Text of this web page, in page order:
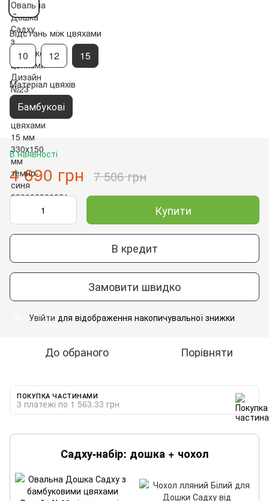
Відстань між цвяхами
10 12 15
Матеріал цвяхів
Бамбукові
В наявності
4 690 грн 7 506 грн
Купити
В кредит
Замовити швидко
Увійти для відображення накопичувальної знижки
До обраного Порівняти
ПОКУПКА ЧАСТИНАМИ
3 платежі по 1 563.33 грн
Садху-набір: дошка + чохол